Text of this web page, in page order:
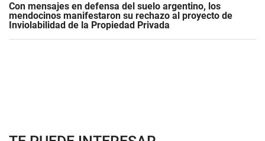
Con mensajes en defensa del suelo argentino, los
mendocinos manifestaron su rechazo al proyecto de
Inviolabilidad de la Propiedad Privada